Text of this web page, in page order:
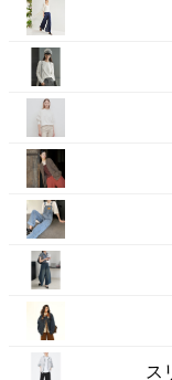
ス